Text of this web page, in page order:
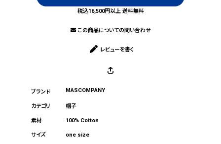
税込16,500円以上 送料無料
この商品についての問い合わせ
レビューを書く
MASCOMPANY
帽子
100% Cotton
one size